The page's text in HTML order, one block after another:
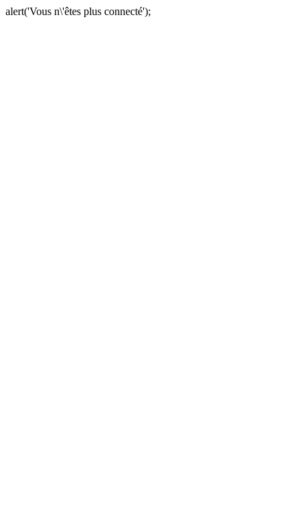
alert('Vous n\'êtes plus connecté');